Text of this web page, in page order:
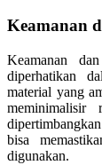
Keamanan
Keamanan
diperhatikan
material yang
meminimalisir
bisa
digunakan.